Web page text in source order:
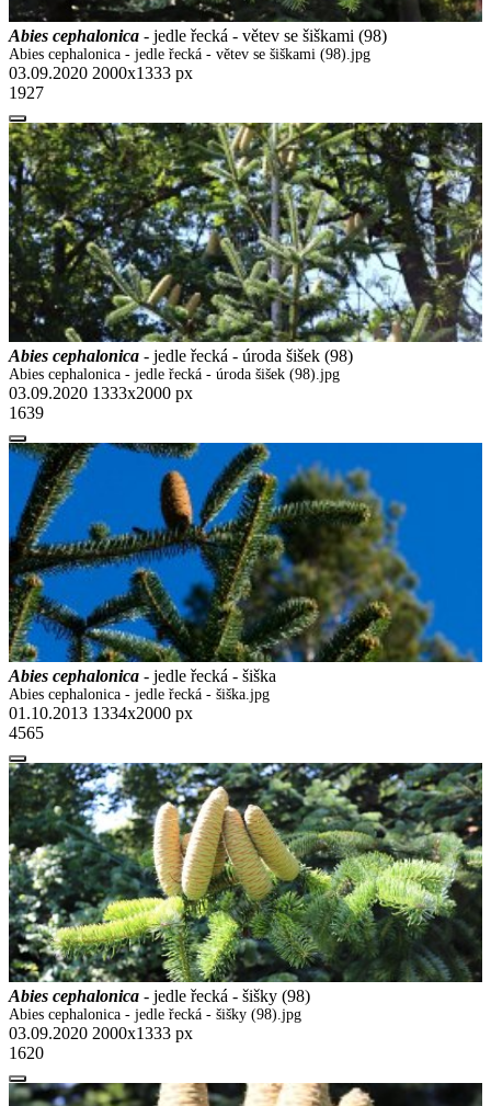
Abies cephalonica - jedle řecká - větev se šiškami (98)
Abies cephalonica - jedle řecká - větev se šiškami (98).jpg
03.09.2020 2000x1333 px
1927
Abies cephalonica - jedle řecká - úroda šišek (98)
Abies cephalonica - jedle řecká - úroda šišek (98).jpg
03.09.2020 1333x2000 px
1639
Abies cephalonica - jedle řecká - šiška
Abies cephalonica - jedle řecká - šiška.jpg
01.10.2013 1334x2000 px
4565
Abies cephalonica - jedle řecká - šišky (98)
Abies cephalonica - jedle řecká - šišky (98).jpg
03.09.2020 2000x1333 px
1620